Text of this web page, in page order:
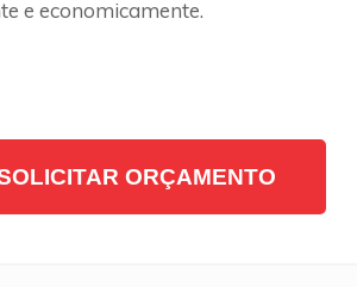
e economicamente.
ORÇAMENTO